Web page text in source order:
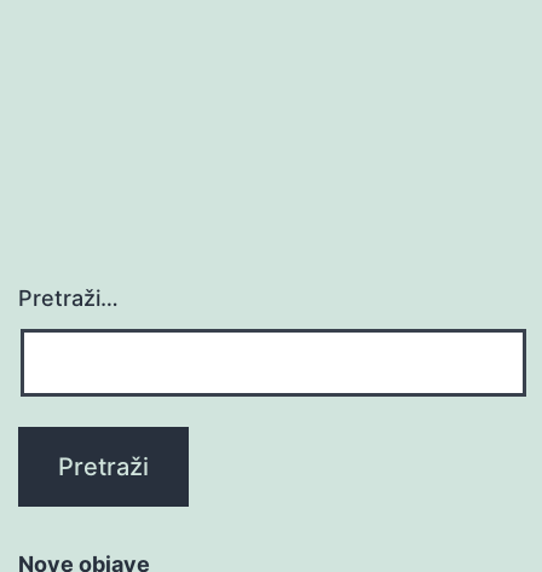
Pretraži…
Nove objave